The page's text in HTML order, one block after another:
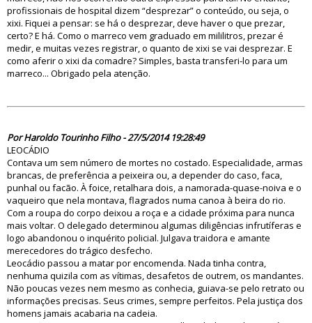
profissionais de hospital dizem “desprezar” o conteúdo, ou seja, o
xixi. Fiquei a pensar: se há o desprezar, deve haver o que prezar,
certo? E há. Como o marreco vem graduado em mililitros, prezar é
medir, e muitas vezes registrar, o quanto de xixi se vai desprezar. E
como aferir o xixi da comadre? Simples, basta transferi-lo para um
marreco... Obrigado pela atenção.
Por Haroldo Tourinho Filho - 27/5/2014 19:28:49
LEOCÁDIO
Contava um sem número de mortes no costado. Especialidade, armas
brancas, de preferência a peixeira ou, a depender do caso, faca,
punhal ou facão. À foice, retalhara dois, a namorada-quase-noiva e o
vaqueiro que nela montava, flagrados numa canoa à beira do rio.
Com a roupa do corpo deixou a roça e a cidade próxima para nunca
mais voltar. O delegado determinou algumas diligências infrutíferas e
logo abandonou o inquérito policial. Julgava traidora e amante
merecedores do trágico desfecho.
Leocádio passou a matar por encomenda. Nada tinha contra,
nenhuma quizila com as vítimas, desafetos de outrem, os mandantes.
Não poucas vezes nem mesmo as conhecia, guiava-se pelo retrato ou
informações precisas. Seus crimes, sempre perfeitos. Pela justiça dos
homens jamais acabaria na cadeia.